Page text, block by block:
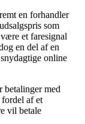
en forhandler
som
et faresignal
en del af en
online
betalinger med
af et
vil betale